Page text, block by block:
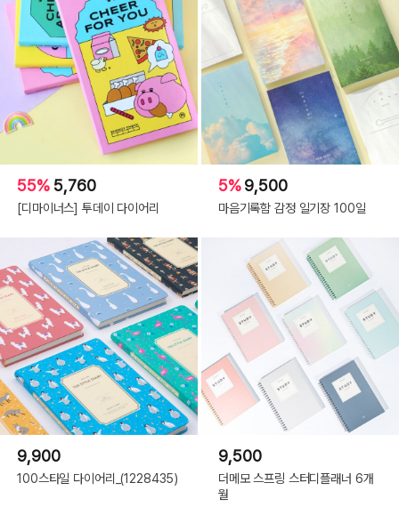
55% 5,760
[디마이너스] 투데이 다이어리
5%9,500
마음기록함 감정 일기장 100일
9,900
100스타일 다이어리_(1228435)
9,500
더메모 스프링 스터디플래너 6개
월